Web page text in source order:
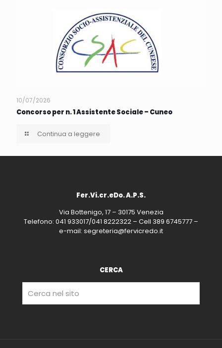
10/07/2026
Concorso per n. 1 Assistente Sociale – Cuneo
Continua a leggere
Fer.Vi.cr.eDo. A.P.S.
Via Bottenigo, 17 – 30175 Venezia
Telefono: 041 933017/041 8222322 – Cell 389 6745777 –
e-mail: segreteria@fervicredo.it
CERCA